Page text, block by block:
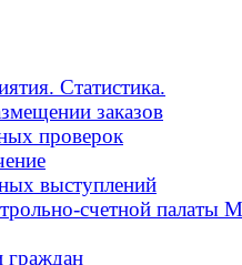
Статистика.
заказов
проверок
выступлений
счетной палаты
граждан